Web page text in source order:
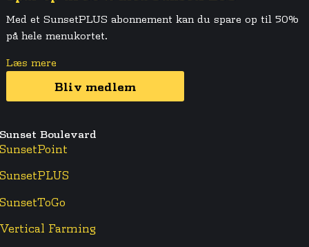
Med et SunsetPLUS abonnement kan du spare op til 50%
på hele menukortet.
Læs mere
Bliv medlem
Boulevard
Farming